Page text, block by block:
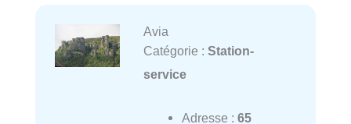
Avia
Catégorie : Station-
service
Adresse : 65